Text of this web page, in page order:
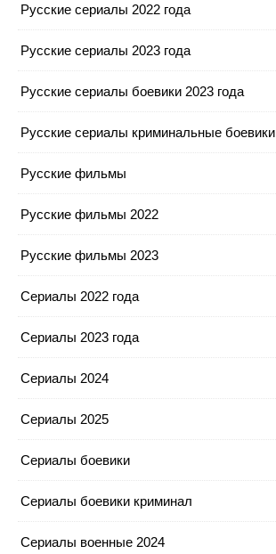
Русские сериалы 2022 года
Русские сериалы 2023 года
Русские сериалы боевики 2023 года
Русские сериалы криминальные боевики
Русские фильмы
Русские фильмы 2022
Русские фильмы 2023
Сериалы 2022 года
Сериалы 2023 года
Сериалы 2024
Сериалы 2025
Сериалы боевики
Сериалы боевики криминал
Сериалы военные 2024